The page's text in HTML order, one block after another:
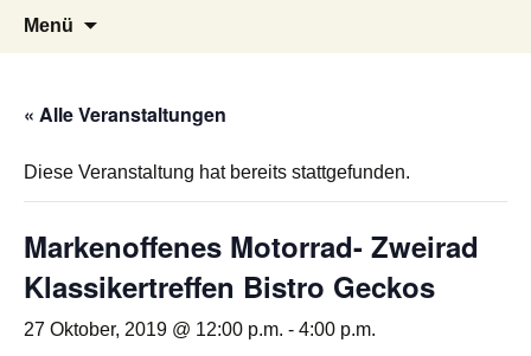
schurwald-classic
Oldtimertreffen in Baltmannsweiler am
16.08.2020
Menü
« Alle Veranstaltungen
Diese Veranstaltung hat bereits stattgefunden.
Markenoffenes Motorrad- Zweirad
Klassikertreffen Bistro Geckos
27 Oktober, 2019 @ 12:00 p.m. - 4:00 p.m.